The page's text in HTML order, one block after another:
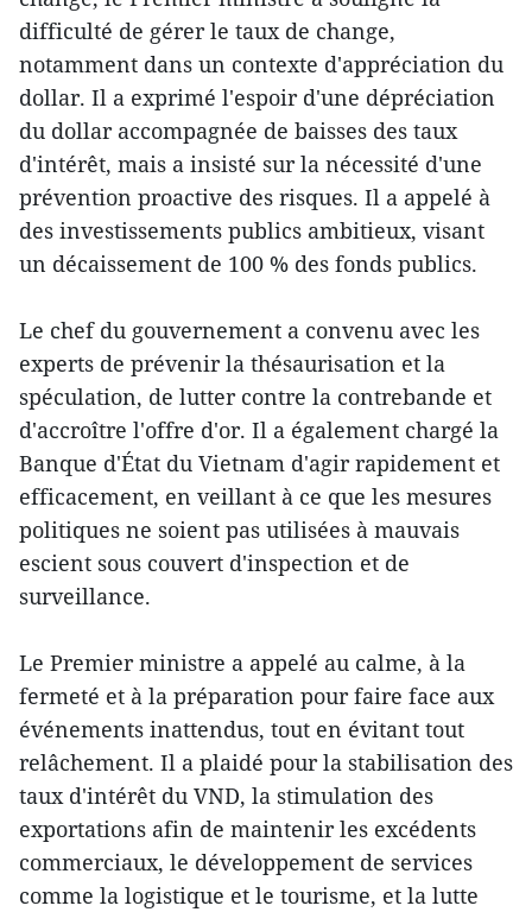
difficulté de gérer le taux de change,
notamment dans un contexte d'appréciation du
dollar. Il a exprimé l'espoir d'une dépréciation
du dollar accompagnée de baisses des taux
d'intérêt, mais a insisté sur la nécessité d'une
prévention proactive des risques. Il a appelé à
des investissements publics ambitieux, visant
un décaissement de 100 % des fonds publics.
Le chef du gouvernement a convenu avec les
experts de prévenir la thésaurisation et la
spéculation, de lutter contre la contrebande et
d'accroître l'offre d'or. Il a également chargé la
Banque d'État du Vietnam d'agir rapidement et
efficacement, en veillant à ce que les mesures
politiques ne soient pas utilisées à mauvais
escient sous couvert d'inspection et de
surveillance.
Le Premier ministre a appelé au calme, à la
fermeté et à la préparation pour faire face aux
événements inattendus, tout en évitant tout
relâchement. Il a plaidé pour la stabilisation des
taux d'intérêt du VND, la stimulation des
exportations afin de maintenir les excédents
commerciaux, le développement de services
comme la logistique et le tourisme, et la lutte